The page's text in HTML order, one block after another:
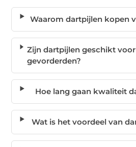
Waarom dartpijlen kopen
Zijn dartpijlen geschikt
gevorderden?
Hoe lang gaan kwaliteit
Wat is het voordeel van